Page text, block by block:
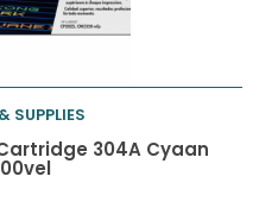
aan
SUPPLIES
304A Cyaan